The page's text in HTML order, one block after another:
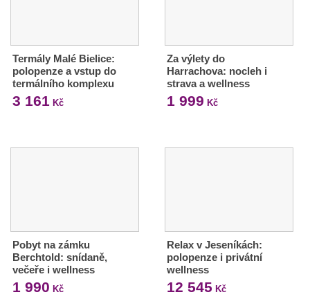
Termály Malé Bielice:
polopenze a vstup do
termálního komplexu
3 161 Kč
Za výlety do
Harrachova: nocleh i
strava a wellness
1 999 Kč
Pobyt na zámku
Berchtold: snídaně,
večeře i wellness
1 990 Kč
Relax v Jeseníkách:
polopenze i privátní
wellness
12 545 Kč